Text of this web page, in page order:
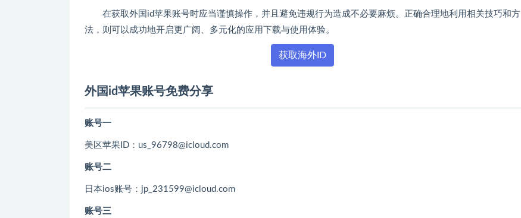
在获取外国id苹果账号时应当谨慎操作，并且避免违规行为造成不必要麻烦。正确合理地利用相关技巧和方
法，则可以成功地开启更广阔、多元化的应用下载与使用体验。
获取海外ID
外国id苹果账号免费分享
账号一
美区苹果ID：us_96798@icloud.com
账号二
日本ios账号：jp_231599@icloud.com
账号三